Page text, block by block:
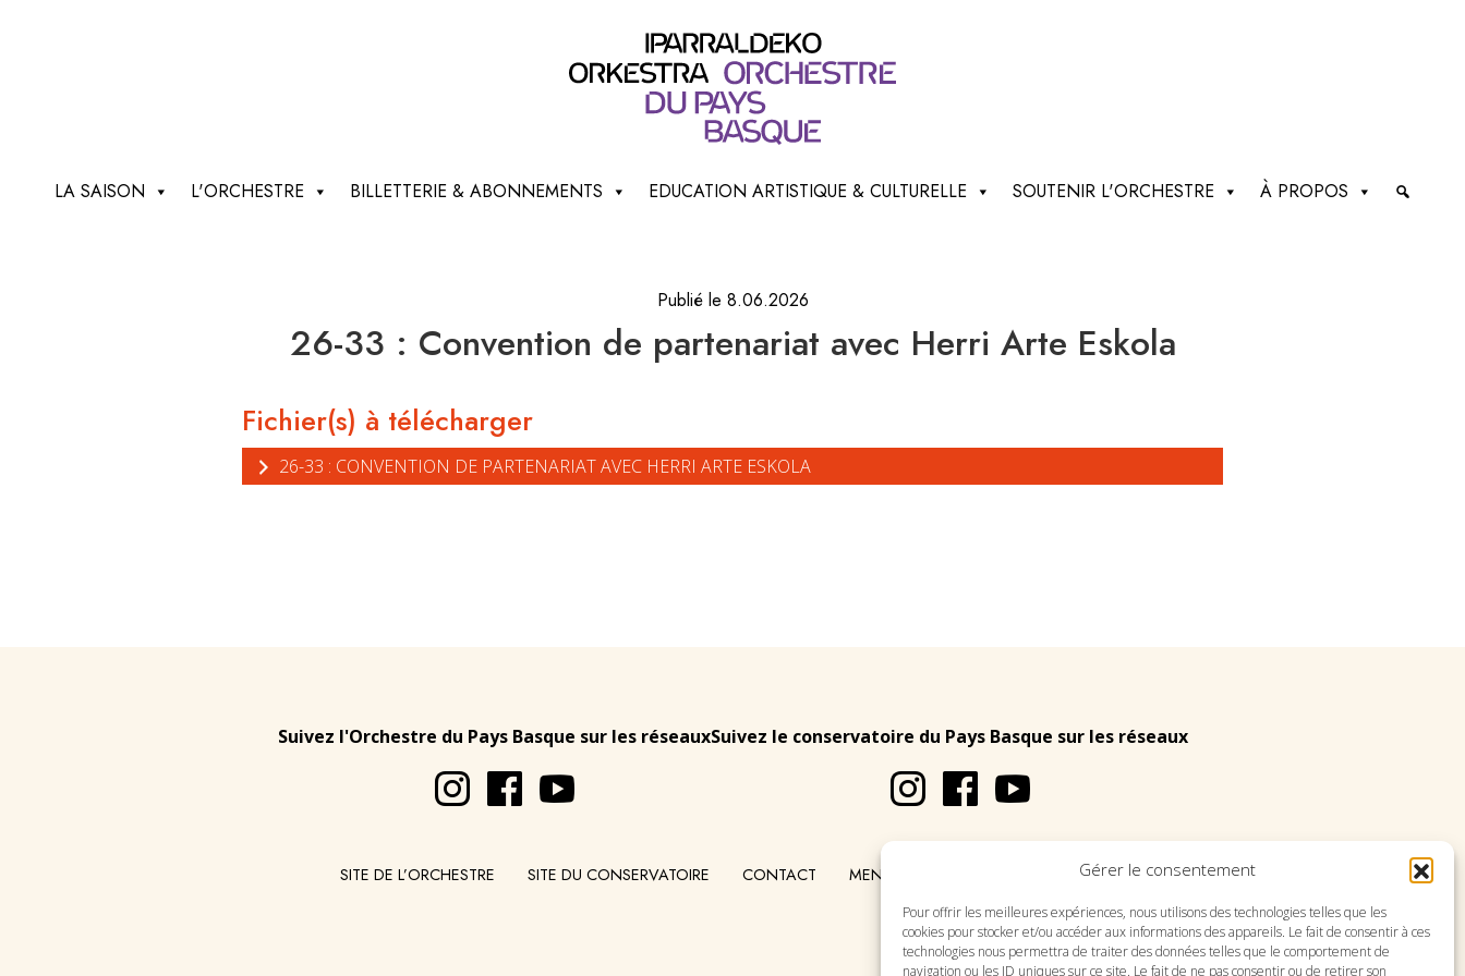
Gérer le consentement
Pour offrir les meilleures expériences, nous utilisons des technologies telles que les
cookies pour stocker et/ou accéder aux informations des appareils. Le fait de consentir à ces
technologies nous permettra de traiter des données telles que le comportement de
navigation ou les ID uniques sur ce site. Le fait de ne pas consentir ou de retirer son
LA SAISON L'ORCHESTRE BILLETTERIE & ABONNEMENTS EDUCATION ARTISTIQUE & CULTURELLE SOUTENIR L'ORCHESTRE À PROPOS
Publié le 8.06.2026
26-33 : Convention de partenariat avec Herri Arte Eskola
Fichier(s) à télécharger
26-33 : CONVENTION DE PARTENARIAT AVEC HERRI ARTE ESKOLA
Suivez l'Orchestre du Pays Basque sur les réseauxSuivez le conservatoire du Pays Basque sur les réseaux
SITE DE L’ORCHESTRE SITE DU CONSERVATOIRE CONTACT MENTIONS LÉGALES PLAN DU SITE